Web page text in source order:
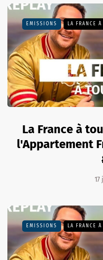
EMISSIONS LA FRANCE
La France à
l'Appartement
17
EMISSIONS LA FRANCE